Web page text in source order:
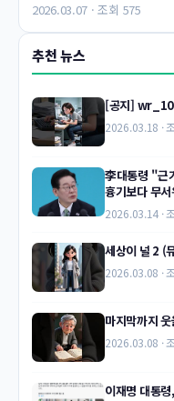
2026.03.07 · 조회 575
추천 뉴스
[공지] wr_10
2026.03.18 ·
李대통령 "근
흉기보다 무
2026.03.14 ·
세상이 널 2 (
2026.03.08 ·
마지막까지
2026.03.08 ·
이재명 대통